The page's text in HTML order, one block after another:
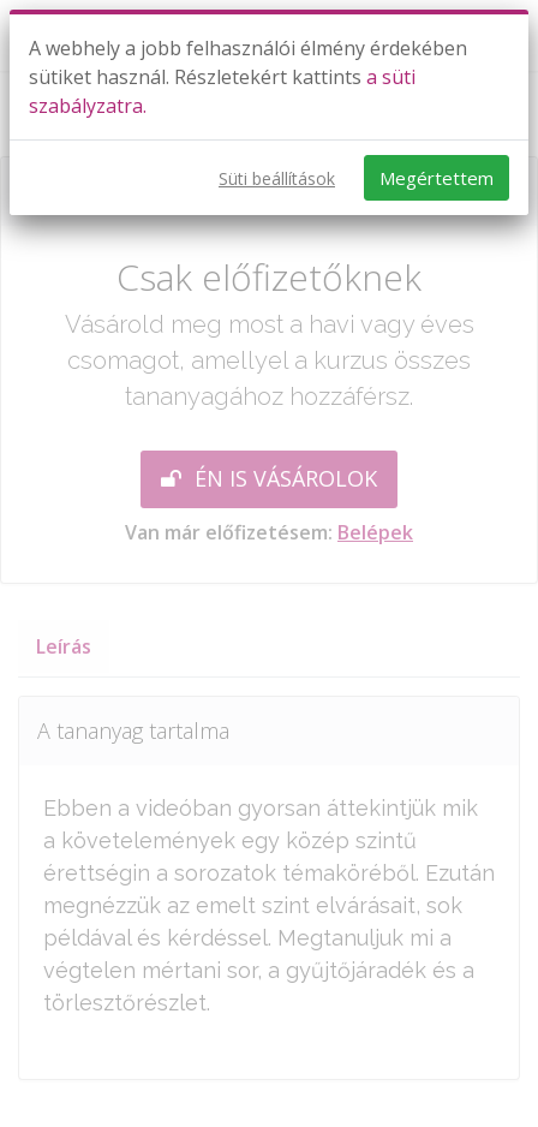
Már csak egy lépés:
Csak előfizetőknek
Vásárold meg most a havi vagy éves
csomagot, amellyel a kurzus összes
tananyagához hozzáférsz.
ÉN IS VÁSÁROLOK
Van már előfizetésem: Belépek
Leírás
A tananyag tartalma
Ebben a videóban gyorsan áttekintjük mik
a követelemények egy közép szintű
érettségin a sorozatok témaköréből. Ezután
megnézzük az emelt szint elvárásait, sok
példával és kérdéssel. Megtanuljuk mi a
végtelen mértani sor, a gyűjtőjáradék és a
törlesztőrészlet.
A webhely a jobb felhasználói élmény érdekében
sütiket használ. Részletekért kattints a süti
szabályzatra.
Süti beállítások Megértettem